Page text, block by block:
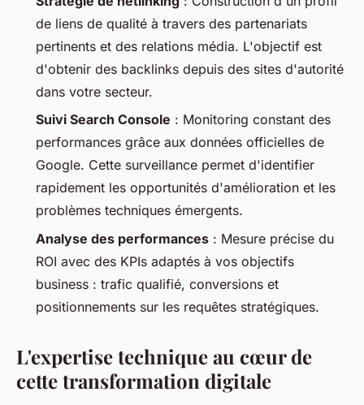
de liens de qualité à travers des partenariats
pertinents et des relations média. L'objectif est
d'obtenir des backlinks depuis des sites d'autorité
dans votre secteur.
Suivi Search Console : Monitoring constant des
performances grâce aux données officielles de
Google. Cette surveillance permet d'identifier
rapidement les opportunités d'amélioration et les
problèmes techniques émergents.
Analyse des performances : Mesure précise du
ROI avec des KPIs adaptés à vos objectifs
business : trafic qualifié, conversions et
positionnements sur les requêtes stratégiques.
L'expertise technique au cœur de
cette transformation digitale